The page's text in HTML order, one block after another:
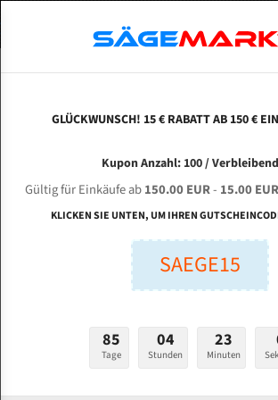
BAILEIGH Industrial BS - 360 für
Metall Bandsägeblätter
Länge (mm):
Stärken + Zahnteilung:
ABOUTS
ENGLISH
Bi-Metall Meterware
Fleischerei Bandsägeblätter
Bandmesser Glatt Meterware
Konvex Meterware
GLÜCKWUNSCH! 15 € RABATT AB 150 €
Kupon Anzahl: 100 /
Gültig für Einkäufe ab150.00 EUR- 15.00 EUR
KLICKEN SIE UNTEN, UM IHREN
SAEGE15
85
Tage
04
Stunden
23
Minuten